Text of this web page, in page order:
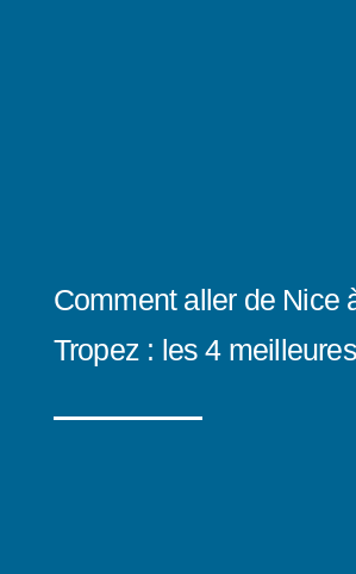
Comment aller de Nice
Tropez : les 4